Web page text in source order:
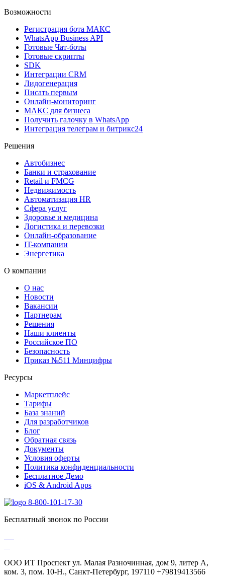
Возможности
Регистрация бота MAКС
WhatsApp Business API
Готовые Чат-боты
Готовые скрипты
SDK
Интеграции CRM
Лидогенерация
Писать первым
Онлайн-мониторинг
MAКС для бизнеса
Получить галочку в WhatsApp
Интеграция телеграм и битрикс24
Решения
Автобизнес
Банки и страхование
Retail и FMCG
Недвижимость
Автоматизация HR
Сфера услуг
Здоровье и медицина
Логистика и перевозки
Онлайн-образование
IT-компании
Энергетика
О компании
О нас
Новости
Вакансии
Партнерам
Решения
Наши клиенты
Российское ПО
Безопасность
Приказ №511 Минцифры
Ресурсы
Маркетплейс
Тарифы
База знаний
Для разработчиков
Блог
Обратная связь
Документы
Условия оферты
Политика конфиденциальности
Бесплатное Демо
iOS & Android Apps
8-800-101-17-30
Бесплатный звонок по России
ООО ИТ Проспект ул. Малая Разночинная, дом 9, литер А,
ком. 3, пом. 10-Н., Санкт-Петербург, 197110 +79819413566